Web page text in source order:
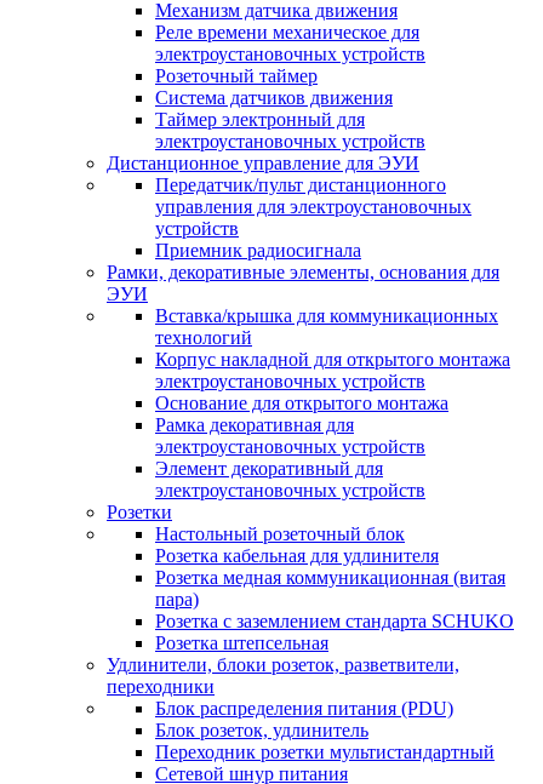
Механизм датчика движения
Реле времени механическое для
электроустановочных устройств
Розеточный таймер
Система датчиков движения
Таймер электронный для
электроустановочных устройств
Дистанционное управление для ЭУИ
Передатчик/пульт дистанционного
управления для электроустановочных
устройств
Приемник радиосигнала
Рамки, декоративные элементы, основания для
ЭУИ
Вставка/крышка для коммуникационных
технологий
Корпус накладной для открытого монтажа
электроустановочных устройств
Основание для открытого монтажа
Рамка декоративная для
электроустановочных устройств
Элемент декоративный для
электроустановочных устройств
Розетки
Настольный розеточный блок
Розетка кабельная для удлинителя
Розетка медная коммуникационная (витая
пара)
Розетка с заземлением стандарта SCHUKO
Розетка штепсельная
Удлинители, блоки розеток, разветвители,
переходники
Блок распределения питания (PDU)
Блок розеток, удлинитель
Переходник розетки мультистандартный
Сетевой шнур питания